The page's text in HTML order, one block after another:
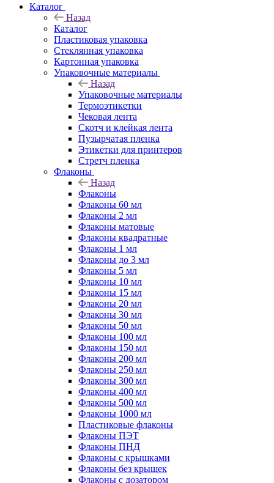
Каталог
Назад
Каталог
Пластиковая упаковка
Стеклянная упаковка
Картонная упаковка
Упаковочные материалы
Назад
Упаковочные материалы
Термоэтикетки
Чековая лента
Скотч и клейкая лента
Пузырчатая пленка
Этикетки для принтеров
Стретч пленка
Флаконы
Назад
Флаконы
Флаконы 60 мл
Флаконы 2 мл
Флаконы матовые
Флаконы квадратные
Флаконы 1 мл
Флаконы до 3 мл
Флаконы 5 мл
Флаконы 10 мл
Флаконы 15 мл
Флаконы 20 мл
Флаконы 30 мл
Флаконы 50 мл
Флаконы 100 мл
Флаконы 150 мл
Флаконы 200 мл
Флаконы 250 мл
Флаконы 300 мл
Флаконы 400 мл
Флаконы 500 мл
Флаконы 1000 мл
Пластиковые флаконы
Флаконы ПЭТ
Флаконы ПНД
Флаконы с крышками
Флаконы без крышек
Флаконы с дозатором